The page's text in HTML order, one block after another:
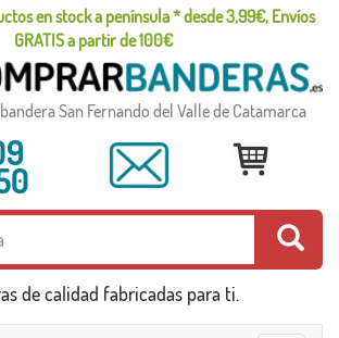
en stock a península * desde 3,99€, Envíos
GRATIS a partir de 100€
San Fernando del Valle de Catamarca
de calidad fabricadas para ti.